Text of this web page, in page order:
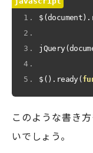
$ (document).
jQuery(
$ (). ready(
このような書き
いでしょう。